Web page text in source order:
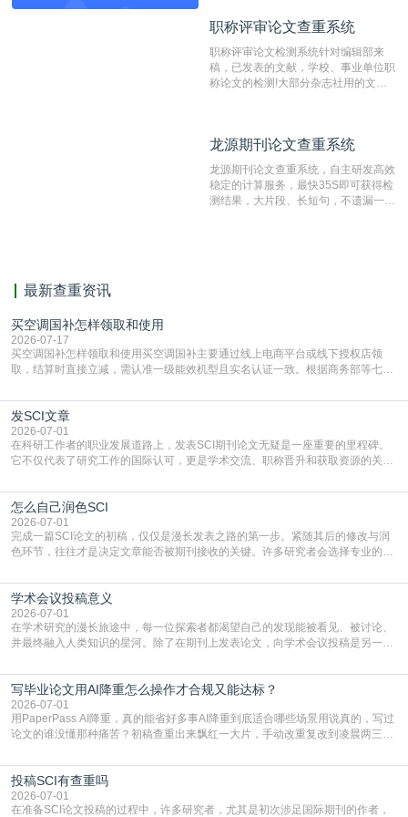
检测速度快、精度高，市场反映良好。
职称评审论文查重系统
职称评审论文检测系统针对编辑部来
稿，已发表的文献，学校、事业单位职
称论文的检测!大部分杂志社用的文献
编辑部检测来稿和已发表的文献,检测
测时注意填写第一作者,才能排除已发
表文献复制比。（限制字符数1万）
龙源期刊论文查重系统
龙源期刊论文查重系统，自主研发高效
稳定的计算服务，最快35S即可获得检
测结果，大片段、长短句，不遗漏一处
最新查重资讯
买空调国补怎样领取和使用
2026-07-17
买空调国补怎样领取和使用买空调国补主要通过线上电商平台或线下授权店领
取，结算时直接立减‌，需认准一级能效机型且实名认证一致。根据商务部等七部
能领到补贴首选‌京东APP‌搜索专属口令(如【家电补贴1637】、【国补立省
4949】等，口令会随活动更新，以页面显示为准)进入补贴专场。淘宝/天猫也可
复制粘贴【8$FKFGgJq
发SCI文章
2026-07-01
在科研工作者的职业发展道路上，发表SCI期刊论文无疑是一座重要的里程碑。
它不仅代表了研究工作的国际认可，更是学术交流、职称晋升和获取资源的关键
战与困惑。从选题立意到投稿回应，每一步都需要精心的策略与扎实的工作。本
篇AEIC学术交流中心小编就为大家介绍“发SCI文章”。一、精准定位是成功的第
一步发表SCI文章，首要解决的问题是“投
怎么自己润色SCI
2026-07-01
完成一篇SCI论文的初稿，仅仅是漫长发表之路的第一步。紧随其后的修改与润
色环节，往往才是决定文章能否被期刊接收的关键。许多研究者会选择专业的语
质量，更能在此过程中深化对学术写作的理解。如何系统、高效地打磨自己的论
文，使其在语言和学术表达上更符合国际期刊的要求，是每位研究者值得投入学
习的技能。本篇AEIC学术交流中心小编就为大家介
学术会议投稿意义
2026-07-01
在学术研究的漫长旅途中，每一位探索者都渴望自己的发现能被看见、被讨论、
并最终融入人类知识的星河。除了在期刊上发表论文，向学术会议投稿是另一个
广阔学术天地的大门，连接着个体研究与社会网络。本篇AEIC学术交流中心小编
就为大家介绍“学术会议投稿意义”。一、加速研究成果的传播与反馈学术会议通
常具有周期短、时效性强的特点。相比期刊漫长的
写毕业论文用AI降重怎么操作才合规又能达标？
2026-07-01
用PaperPass AI降重，真的能省好多事AI降重到底适合哪些场景用说真的，写过
论文的谁没懂那种痛苦？初稿查重出来飘红一大片，手动改重复改到凌晨两三
到秃头。这时候靠谱的AI降重真的就是救命稻草，选对工具，半天就能搞定你两
三天都做不完的事。不是所有人都需要用AI降重，但如果你符合下面这些场景，
真的可以试试：初稿写完重复率远超要
投稿SCI有查重吗
2026-07-01
在准备SCI论文投稿的过程中，许多研究者，尤其是初次涉足国际期刊的作者，